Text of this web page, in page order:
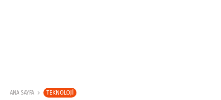
ANA SAYFA TEKNOLOJI